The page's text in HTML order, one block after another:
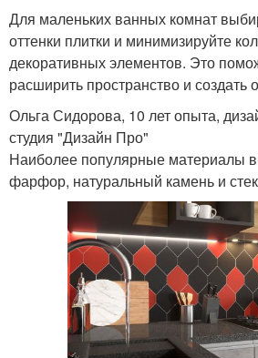
Для маленьких ванных комнат
оттенки плитки и минимизируйте
декоративных элементов. Это
расширить пространство и
Ольга Сидорова, 10 лет опыта,
студия "Дизайн Про"
Наиболее популярные материалы
фарфор, натуральный камень и